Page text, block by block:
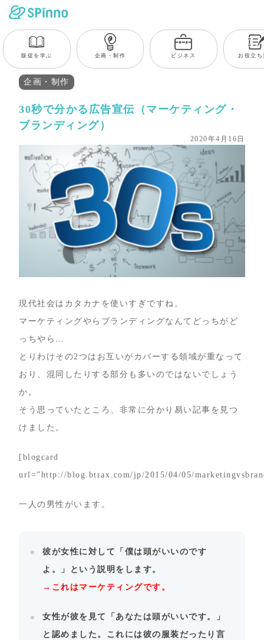
販促を学ぶ 企画・制作 ビジネス お役立ち
企画・制作
30秒で分かる広告宣伝（マーケティング・
ブランディング）
2020年4月16日
現代社会はカタカナを使いすぎですね。
マーケティングやらブランディングなんてどっちがど
っちやら…
とりわけその2つはお互いがカバーする領域が重なって
おり、混同したりする部分も多いのではないでしょう
か。
そう思っていたところ、非常に分かり易い記事を見つ
けました。
[blogcard
url=”http://blog.btrax.com/jp/2015/04/05/
一人の男性がいます。
彼が女性に対して「僕は頭がいいのです
よ。」という説明をします。
→これはマーケティングです。
女性が彼を見て「あなたは頭がいいです。」
と認めました。これには彼の服装だったり言